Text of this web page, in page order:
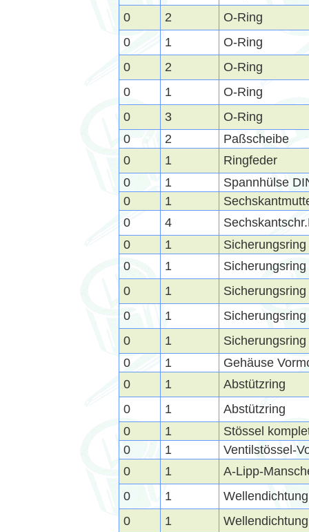
0
2
O-Ring
0
1
O-Ring
0
2
O-Ring
0
1
O-Ring
0
3
O-Ring
0
2
Paßscheibe
0
1
Ringfeder
0
1
Spannhülse
0
1
0
4
0
1
Sicherungsring
0
1
Sicherungsring
0
1
Sicherungsring
0
1
Sicherungsring
0
1
Sicherungsring
0
1
Gehäuse
0
1
Abstützring
0
1
Abstützring
0
1
Stössel
0
1
Ventilstössel-
0
1
A-Lipp-
0
1
0
1